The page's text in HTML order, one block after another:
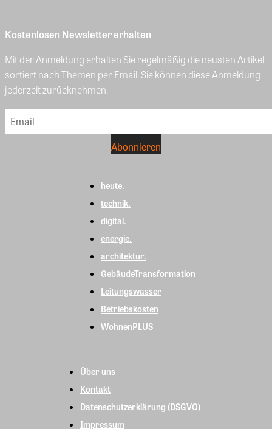
Kostenlosen Newsletter erhalten
Mit der Anmeldung erhalten Sie regelmäßig die neusten Artikel
sortiert nach Themen per Email. Sie können diese Anmeldung
jederzeit zurücknehmen.
heute.
technik.
digital.
energie.
architektur.
GebäudeTransformation
Leitungswasser
Betriebskosten
WohnenPLUS
Über uns
Kontakt
Datenschutzerklärung (DSGVO)
Impressum